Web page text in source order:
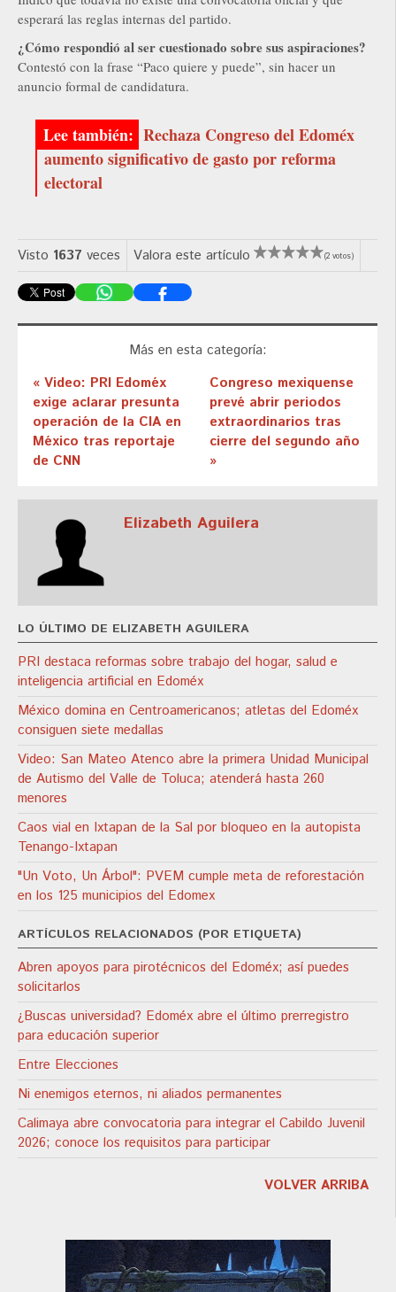
esperará las reglas internas del partido.
¿Cómo respondió al ser cuestionado sobre sus aspiraciones?
Contestó con la frase “Paco quiere y puede”, sin hacer un
anuncio formal de candidatura.
Rechaza Congreso del Edoméx
aumento significativo de gasto por reforma
electoral
Visto 1637 veces Valora este artículo (2 votos)
Más en esta categoría:
« Video: PRI Edoméx
exige aclarar presunta
operación de la CIA en
México tras reportaje
de CNN
Congreso mexiquense
prevé abrir periodos
extraordinarios tras
cierre del segundo año
»
Elizabeth Aguilera
LO ÚLTIMO DE ELIZABETH AGUILERA
PRI destaca reformas sobre trabajo del hogar, salud e
inteligencia artificial en Edoméx
México domina en Centroamericanos; atletas del Edoméx
consiguen siete medallas
Video: San Mateo Atenco abre la primera Unidad Municipal
de Autismo del Valle de Toluca; atenderá hasta 260
menores
Caos vial en Ixtapan de la Sal por bloqueo en la autopista
Tenango-Ixtapan
"Un Voto, Un Árbol": PVEM cumple meta de reforestación
en los 125 municipios del Edomex
ARTÍCULOS RELACIONADOS (POR ETIQUETA)
Abren apoyos para pirotécnicos del Edoméx; así puedes
solicitarlos
¿Buscas universidad? Edoméx abre el último prerregistro
para educación superior
Entre Elecciones
Ni enemigos eternos, ni aliados permanentes
Calimaya abre convocatoria para integrar el Cabildo Juvenil
2026; conoce los requisitos para participar
VOLVER ARRIBA